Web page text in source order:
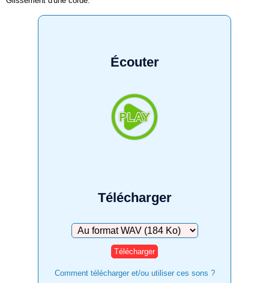
Écouter
Télécharger
Télécharger
Comment télécharger et/ou utiliser ces sons ?